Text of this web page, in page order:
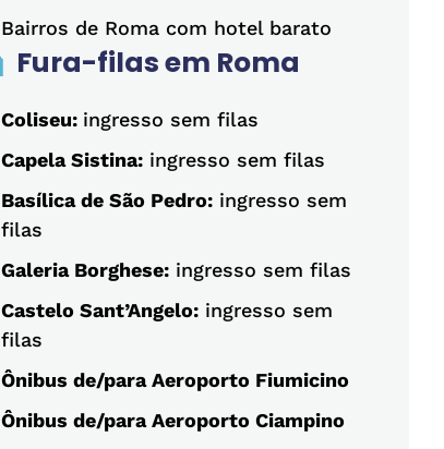
Bairros de Roma com hotel barato
Fura-filas em Roma
Coliseu: ingresso sem filas
Capela Sistina:ingresso sem filas
Basílica de São Pedro:ingresso sem
filas
Galeria Borghese:ingresso sem filas
Castelo Sant’Angelo:ingresso sem
filas
Ônibus de/para Aeroporto Fiumicino
Ônibus de/para Aeroporto Ciampino